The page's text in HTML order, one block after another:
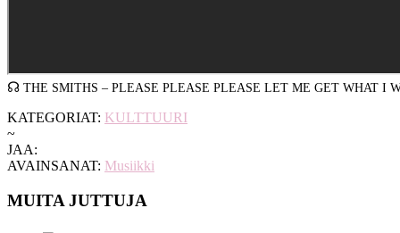
☊ THE SMITHS – PLEASE PLEASE PLEASE LET ME GET WHAT I
KATEGORIAT: KULTTUURI
~
JAA:
AVAINSANAT: Musiikki
MUITA JUTTUJA